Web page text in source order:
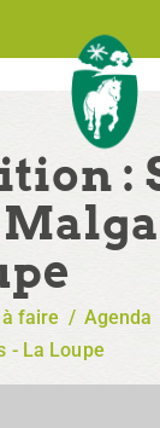
:
faire / Agenda
- La Loupe